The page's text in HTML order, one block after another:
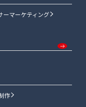
ーマーケティング
作